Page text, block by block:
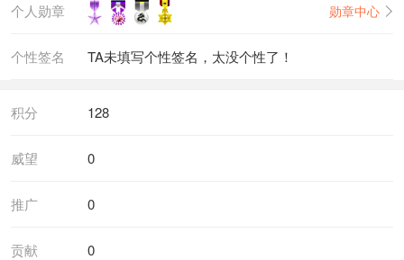
个人勋章 勋章中心
个性签名 TA未填写个性签名，太没个性了！
积分 128
威望 0
推广 0
贡献 0